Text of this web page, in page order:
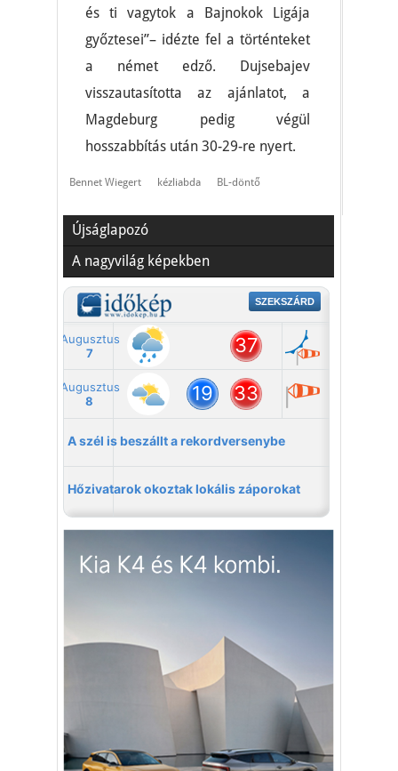
és ti vagytok a Bajnokok Ligája
győztesei”– idézte fel a történteket
a német edző. Dujsebajev
visszautasította az ajánlatot, a
Magdeburg pedig végül
hosszabbítás után 30-29-re nyert.
Bennet Wiegert kézliabda BL-döntő
Újságlapozó
A nagyvilág képekben